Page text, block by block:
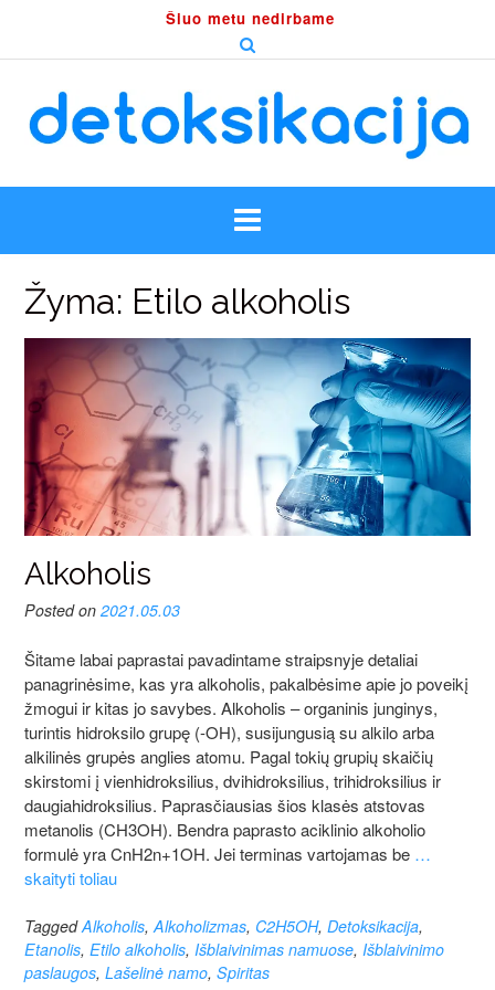
content
Šiuo metu nedirbame
Žyma: Etilo alkoholis
Alkoholis
Posted on 2021.05.03
Šitame labai paprastai pavadintame straipsnyje detaliai
panagrinėsime, kas yra alkoholis, pakalbėsime apie jo poveikį
žmogui ir kitas jo savybes. Alkoholis – organinis junginys,
turintis hidroksilo grupę (-OH), susijungusią su alkilo arba
alkilinės grupės anglies atomu. Pagal tokių grupių skaičių
skirstomi į vienhidroksilius, dvihidroksilius, trihidroksilius ir
daugiahidroksilius. Paprasčiausias šios klasės atstovas
metanolis (CH3OH). Bendra paprasto aciklinio alkoholio
formulė yra CnH2n+1OH. Jei terminas vartojamas be …
skaityti toliau
TaggedAlkoholis,Alkoholizmas, C2H5OH, Detoksikacija,
Etanolis, Etilo alkoholis, Išblaivinimas namuose, Išblaivinimo
paslaugos, Lašelinė namo, Spiritas